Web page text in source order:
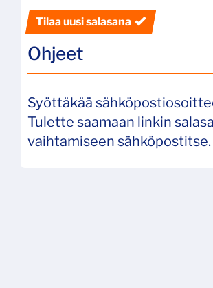
Tilaa uusi salasana
Ohjeet
Syöttäkää
Tulette saamaan linkin
vaihtamiseen sähköpostitse.